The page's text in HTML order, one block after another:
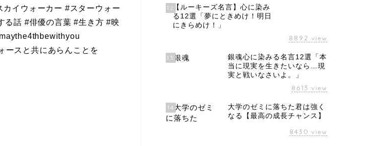
イウォーカー #スターウォー
る話 #俳優の言葉 #生き方 #映
スと共にあらんことを
12【ルーキーズ名言】心に染み
る12選「夢にときめけ！明日
にきらめけ！」
8892 view
13
銀魂心に染みる名言12選「本
当に現実を生きたいなら…現
実と戦いなさいよ。」
8613 view
14
大学のゼミに落ちた君は強く
なる【最高の成長チャンス】
8430 view